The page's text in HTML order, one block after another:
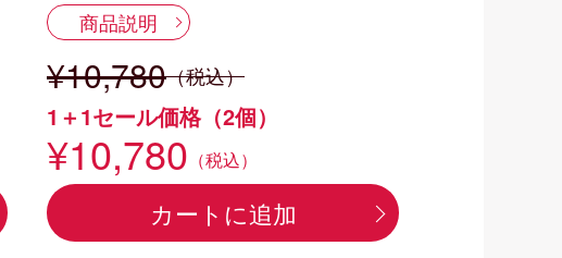
商品説明
¥10,780（税込）
1＋1セール価格（2個）
¥10,780 （税込）
カートに追加